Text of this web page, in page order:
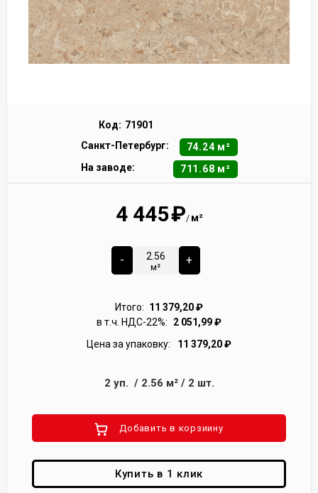
Код: 71901
Санкт-Петербург:
74.24 м²
На заводе:
711.68 м²
4 445₽/ м²
-
м²
+
Итого: 11 379,20₽
в т.ч. НДС-22%:
2 051,99₽
Цена за упаковку:
11 379,20₽
2 уп. / 2.56 м²/ 2 шт.
Добавить в корзиину
Купить в 1 клик